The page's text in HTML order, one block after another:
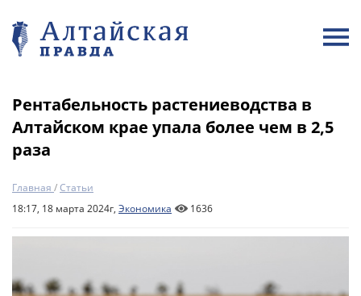
Рентабельность растениеводства в
Алтайском крае упала более чем в 2,5
раза
Главная /Статьи
18:17, 18 марта 2024г, Экономика 1636